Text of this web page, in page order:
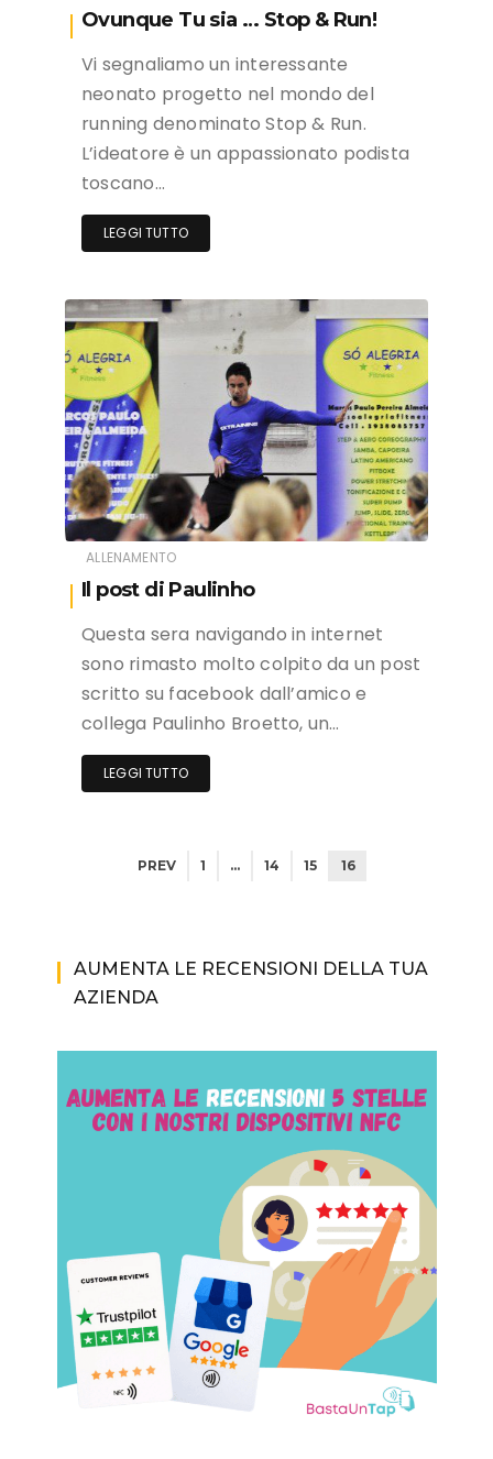
Ovunque Tu sia … Stop & Run!
Vi segnaliamo un interessante
neonato progetto nel mondo del
running denominato Stop & Run.
L’ideatore è un appassionato podista
toscano…
LEGGI TUTTO
ALLENAMENTO
Il post di Paulinho
Questa sera navigando in internet
sono rimasto molto colpito da un post
scritto su facebook dall’amico e
collega Paulinho Broetto, un…
LEGGI TUTTO
PREV 1 … 14 15 16
AUMENTA LE RECENSIONI DELLA TUA
AZIENDA